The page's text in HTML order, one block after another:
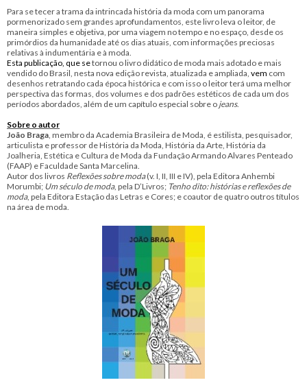
Para se tecer a trama da intrincada história da moda com um panorama
pormenorizado sem grandes aprofundamentos, este livro leva o leitor, de
maneira simples e objetiva, por uma viagem no tempo e no espaço, desde os
primórdios da humanidade até os dias atuais, com informações preciosas
relativas à indumentária e à moda.
Esta publicação, que setornou o livro didático de moda mais adotado e mais
vendido do Brasil, nesta nova edição revista, atualizada e ampliada, vem com
desenhos retratando cada época histórica e com isso o leitor terá uma melhor
perspectiva das formas, dos volumes e dos padrões estéticos de cada um dos
períodos abordados, além de um capítulo especial sobre o jeans.
Sobre o autor
João Braga, membro da Academia Brasileira de Moda, é estilista, pesquisador,
articulista e professor de História da Moda, História da Arte, História da
Joalheria, Estética e Cultura de Moda da Fundação Armando Alvares Penteado
(FAAP) e Faculdade Santa Marcelina.
Autor dos livros Reflexões sobre moda(v. I, II, III e IV), pela Editora Anhembi
Morumbi; Um século de moda, pela D’Livros; Tenho dito: histórias e reflexões de
moda, pela Editora Estação das Letras e Cores; e coautor de quatro outros títulos
na área de moda.